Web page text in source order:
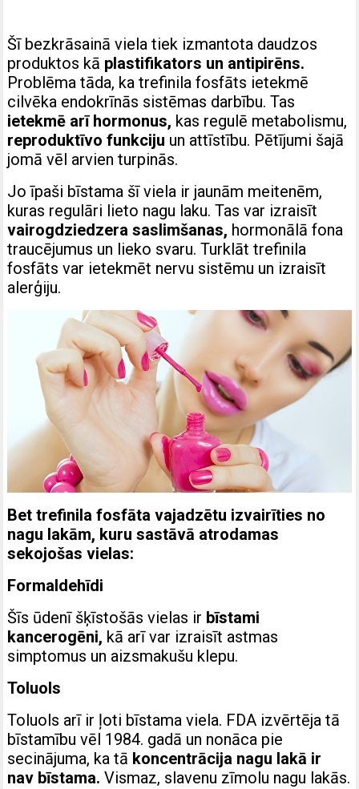
Šī bezkrāsainā viela tiek izmantota daudzos
produktos kā plastifikators un antipirēns.
Problēma tāda, ka trefinila fosfāts ietekmē
cilvēka endokrīnās sistēmas darbību. Tas
ietekmē arī hormonus, kas regulē metabolismu,
reproduktīvo funkciju un attīstību. Pētījumi šajā
jomā vēl arvien turpinās.
Jo īpaši bīstama šī viela ir jaunām meitenēm,
kuras regulāri lieto nagu laku. Tas var izraisīt
vairogdziedzera saslimšanas, hormonālā fona
traucējumus un lieko svaru. Turklāt trefinila
fosfāts var ietekmēt nervu sistēmu un izraisīt
alerģiju.
Bet trefinila fosfāta vajadzētu izvairīties no
nagu lakām, kuru sastāvā atrodamas
sekojošas vielas:
Formaldehīdi
Šīs ūdenī šķīstošās vielas ir bīstami
kancerogēni, kā arī var izraisīt astmas
simptomus un aizsmakušu klepu.
Toluols
Toluols arī ir ļoti bīstama viela. FDA izvērtēja tā
bīstamību vēl 1984. gadā un nonāca pie
secinājuma, ka tā koncentrācija nagu lakā ir
nav bīstama.Vismaz, slavenu zīmolu nagu lakās.